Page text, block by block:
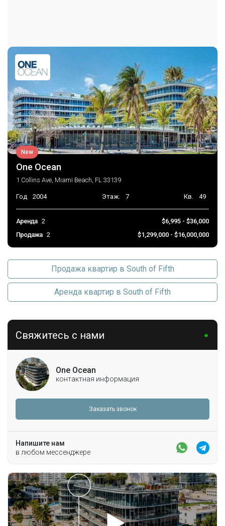
New
One Ocean
1 Collins Ave, Miami Beach, FL 33139
Год 2004 Этаж. 7 Кв. 49
Аренда 2
$6,995 - $36,000
Продажа 2 $1,299,000 - $16,000,000
Продажа квартир в South of Fifth
Аренда квартир в South of Fifth
Свяжитесь с нами
One Ocean
контактная информация
Заказать звонок
Напишите нам
в любом мессенджере